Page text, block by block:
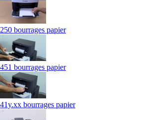
250 bourrages papier
451 bourrages papier
41y.xx bourrages papier